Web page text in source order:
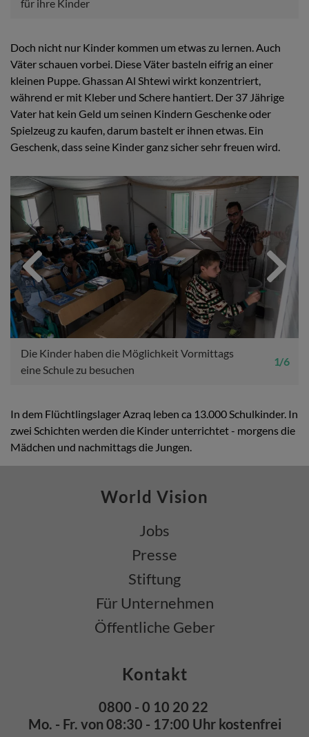
für ihre Kinder
Doch nicht nur Kinder kommen um etwas zu lernen. Auch
Väter schauen vorbei. Diese Väter basteln eifrig an einer
kleinen Puppe. Ghassan Al Shtewi wirkt konzentriert,
während er mit Kleber und Schere hantiert. Der 37 Jährige
Vater hat kein Geld um seinen Kindern Geschenke oder
Spielzeug zu kaufen, darum bastelt er ihnen etwas. Ein
Geschenk, dass seine Kinder ganz sicher sehr freuen wird.
Previous
Die Kinder haben die Möglichkeit Vormittags
eine Schule zu besuchen
1 / 6
Next
In dem Flüchtlingslager Azraq leben ca 13.000 Schulkinder. In
zwei Schichten werden die Kinder unterrichtet - morgens die
Mädchen und nachmittags die Jungen.
World Vision
Jobs
Presse
Stiftung
Für Unternehmen
Öffentliche Geber
Kontakt
0800 - 0 10 20 22
Mo. - Fr. von 08:30 - 17:00 Uhr kostenfrei